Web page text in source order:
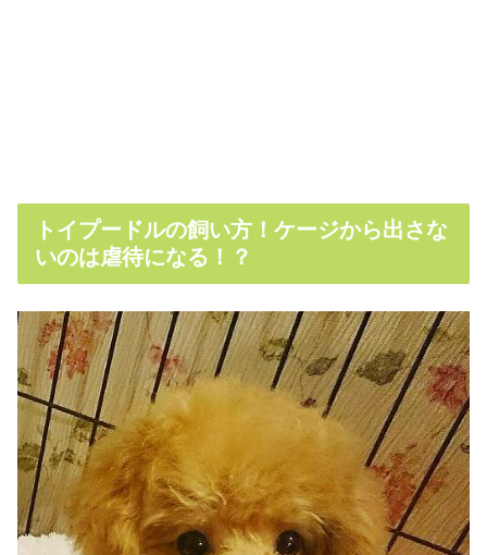
トイプードルの飼い方！ケージから出さな
いのは虐待になる！？